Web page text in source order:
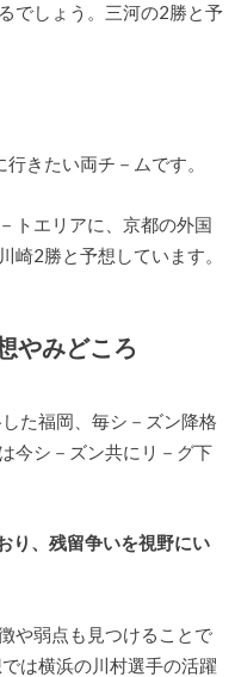
でしょう。三河の2勝と予
きたい両チ－ムです。
トエリアに、京都の外国
崎2勝と予想しています。
やみどころ
た福岡、毎シ－ズン降格
今シ－ズン共にリ－グ下
り、残留争いを視野にい
や弱点も見つけることで
は横浜の川村選手の活躍